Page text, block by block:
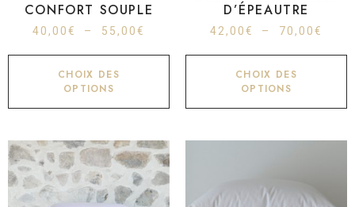
CONFORT SOUPLE
40,00€ – 55,00€
CHOIX DES
OPTIONS
D’ÉPEAUTRE
42,00€ – 70,00€
CHOIX DES
OPTIONS